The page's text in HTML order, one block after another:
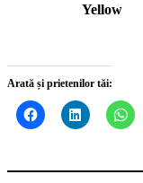
Yellow
Arată și prietenilor tăi: